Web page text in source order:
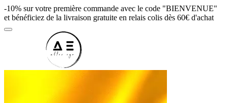
-10% sur votre première commande avec le code "BIENVENUE"
et bénéficiez de la livraison gratuite en relais colis dès 60€ d'achat